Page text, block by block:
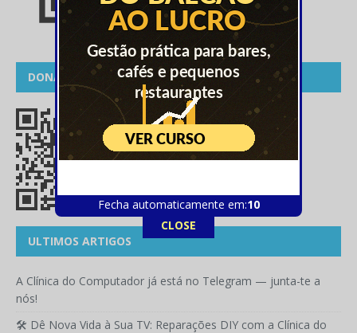
DONATIVOS
ULTIMOS ARTIGOS
A Clínica do Computador já está no Telegram — junta-te a
nós!
🛠️ Dê Nova Vida à Sua TV: Reparações DIY com a Clínica do
Fecha automaticamente em:10
CLOSE